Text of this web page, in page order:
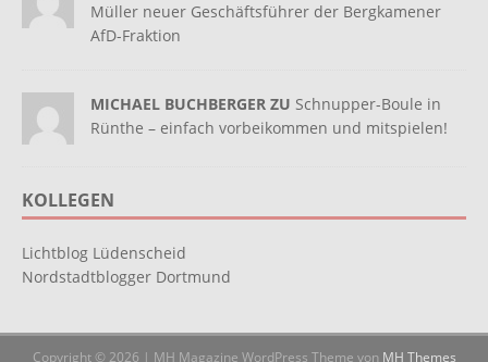
Müller neuer Geschäftsführer der Bergkamener
AfD-Fraktion
MICHAEL BUCHBERGER ZU Schnupper-Boule in
Rünthe – einfach vorbeikommen und mitspielen!
KOLLEGEN
Lichtblog Lüdenscheid
Nordstadtblogger Dortmund
Copyright © 2026 | MH Magazine WordPress Theme von MH Themes